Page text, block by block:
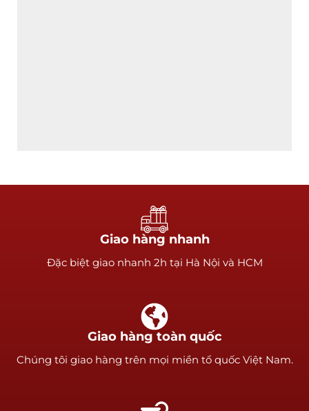
Giao hàng nhanh
Ðặc biệt giao nhanh 2h tại Hà Nội và HCM
Giao hàng toàn quốc
Chúng tôi giao hàng trên mọi miền tổ quốc Việt Nam.